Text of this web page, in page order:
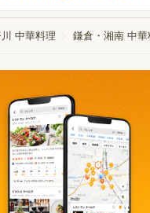
中華料理 鎌倉・湘南 中華